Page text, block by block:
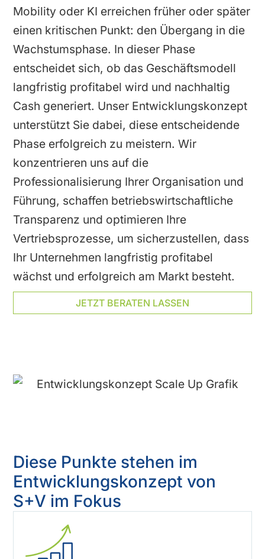
Mobility oder KI erreichen früher oder später
einen kritischen Punkt: den Übergang in die
Wachstumsphase. In dieser Phase
entscheidet sich, ob das Geschäftsmodell
langfristig profitabel wird und nachhaltig
Cash generiert. Unser Entwicklungskonzept
unterstützt Sie dabei, diese entscheidende
Phase erfolgreich zu meistern. Wir
konzentrieren uns auf die
Professionalisierung Ihrer Organisation und
Führung, schaffen betriebswirtschaftliche
Transparenz und optimieren Ihre
Vertriebsprozesse, um sicherzustellen, dass
Ihr Unternehmen langfristig profitabel
wächst und erfolgreich am Markt besteht.
JETZT BERATEN LASSEN
Diese Punkte stehen im
Entwicklungskonzept von
S+V im Fokus